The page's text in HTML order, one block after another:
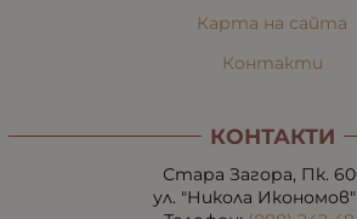
Карта на сайта
Контакти
КОНТАКТИ
Стара Загора, Пк.
ул. "Никола